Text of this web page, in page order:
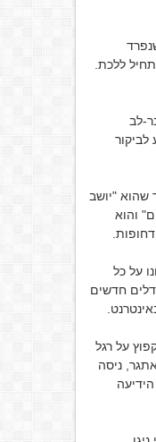
ללכת.
לב
שהוא "יושב
והוא
על כל
חדשים
על רגל
ניסה